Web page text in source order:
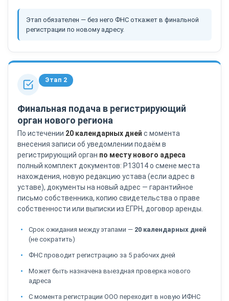
Этап обязателен — без него ФНС откажет в финальной
регистрации по новому адресу.
Этап 2
Финальная подача в регистрирующий
орган нового региона
По истечении 20 календарных дней с момента
внесения записи об уведомлении подаём в
регистрирующий орган по месту нового адреса
полный комплект документов: Р13014 о смене места
нахождения, новую редакцию устава (если адрес в
уставе), документы на новый адрес — гарантийное
письмо собственника, копию свидетельства о праве
собственности или выписки из ЕГРН, договор аренды.
Срок ожидания между этапами — 20 календарных дней
(не сократить)
ФНС проводит регистрацию за 5 рабочих дней
Может быть назначена выездная проверка нового
адреса
С момента регистрации ООО переходит в новую ИФНС